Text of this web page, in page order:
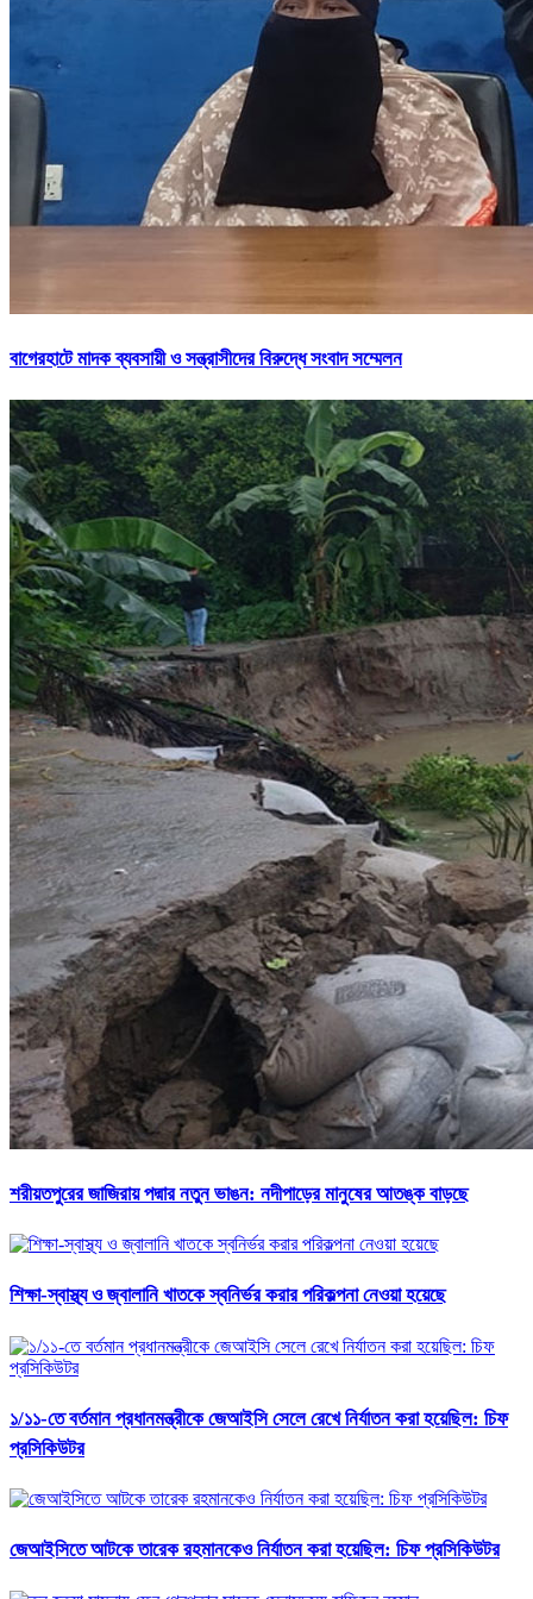
বাগেরহাটে মাদক ব্যবসায়ী ও সন্ত্রাসীদের বিরুদ্ধে সংবাদ সম্মেলন
শরীয়তপুরের জাজিরায় পদ্মার নতুন ভাঙন: নদীপাড়ের মানুষের আতঙ্ক বাড়ছে
শিক্ষা-স্বাস্থ্য ও জ্বালানি খাতকে স্বনির্ভর করার পরিকল্পনা নেওয়া হয়েছে
১/১১-তে বর্তমান প্রধানমন্ত্রীকে জেআইসি সেলে রেখে নির্যাতন করা হয়েছিল: চিফ
প্রসিকিউটর
জেআইসিতে আটকে তারেক রহমানকেও নির্যাতন করা হয়েছিল: চিফ প্রসিকিউটর